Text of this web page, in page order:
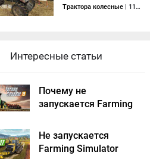
KIRILAS08
Трактора колесные | 11-12-2017, 04:12
Интересные статьи
Почему не
запускается Farming
решение
Не запускается
Farming Simulator